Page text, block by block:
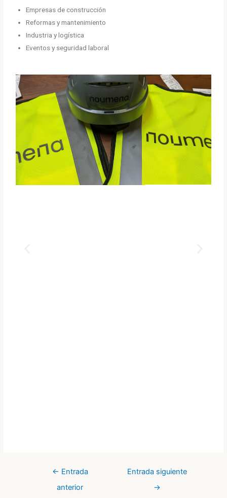
Empresas de construcción
Reformas y mantenimiento
Industria y logística
Eventos y seguridad laboral
← Entrada
anterior
Entrada siguiente
→